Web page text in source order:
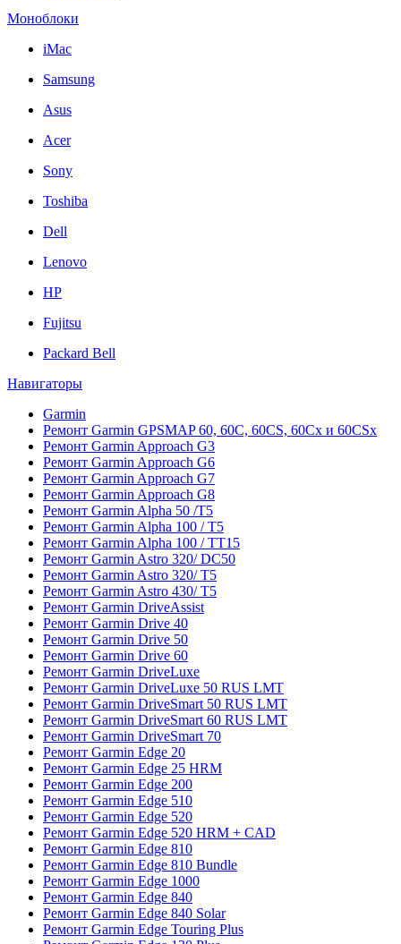
Моноблоки
iMac
Samsung
Asus
Acer
Sony
Toshiba
Dell
Lenovo
HP
Fujitsu
Packard Bell
Навигаторы
Garmin
Ремонт Garmin GPSMAP 60, 60C, 60CS, 60Cx и 60CSx
Ремонт Garmin Approach G3
Ремонт Garmin Approach G6
Ремонт Garmin Approach G7
Ремонт Garmin Approach G8
Ремонт Garmin Alpha 50 /T5
Ремонт Garmin Alpha 100 / T5
Ремонт Garmin Alpha 100 / TT15
Ремонт Garmin Astro 320/ DC50
Ремонт Garmin Astro 320/ T5
Ремонт Garmin Astro 430/ T5
Ремонт Garmin DriveAssist
Ремонт Garmin Drive 40
Ремонт Garmin Drive 50
Ремонт Garmin Drive 60
Ремонт Garmin DriveLuxe
Ремонт Garmin DriveLuxe 50 RUS LMT
Ремонт Garmin DriveSmart 50 RUS LMT
Ремонт Garmin DriveSmart 60 RUS LMT
Ремонт Garmin DriveSmart 70
Ремонт Garmin Edge 20
Ремонт Garmin Edge 25 HRM
Ремонт Garmin Edge 200
Ремонт Garmin Edge 510
Ремонт Garmin Edge 520
Ремонт Garmin Edge 520 HRM + CAD
Ремонт Garmin Edge 810
Ремонт Garmin Edge 810 Bundle
Ремонт Garmin Edge 1000
Ремонт Garmin Edge 840
Ремонт Garmin Edge 840 Solar
Ремонт Garmin Edge Touring Plus